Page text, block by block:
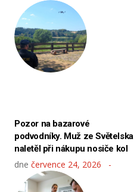
Pozor na bazarové
podvodníky. Muž ze Světelska
naletěl při nákupu nosiče kol
dne července 24, 2026